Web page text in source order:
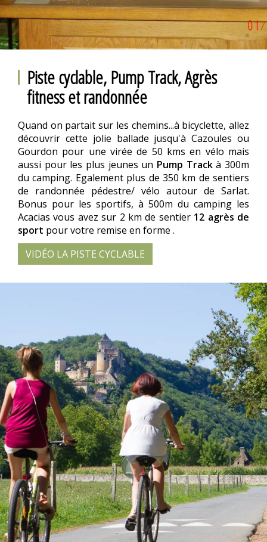
Piste cyclable, Pump Track, Agrès
fitness et randonnée
Quand on partait sur les chemins...à bicyclette, allez
découvrir cette jolie ballade jusqu'à Cazoules ou
Gourdon pour une virée de 50 kms en vélo mais
aussi pour les plus jeunes un Pump Trackà 300m
du camping. Egalement plus de 350 km de sentiers
de randonnée pédestre/ vélo autour de Sarlat.
Bonus pour les sportifs, à 500m du camping les
Acacias vous avez sur 2 km de sentier12 agrès de
sport pour votre remise en forme .
VIDÉO LA PISTE CYCLABLE